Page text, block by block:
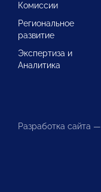
Комиссии
Региональное
развитие
Экспертиза и
Аналитика
Разработка сайта —